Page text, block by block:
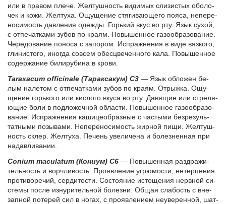
или в пра­вом пле­че. Жел­туш­ность ви­ди­мых сли­зи­стых обо­ло­
чек и ко­жи. Жел­ту­ха. Ощу­ще­ние стя­ги­ва­ю­ще­го по­я­са, не­пе­ре­
но­си­мость дав­ле­ния оде­жды. Горь­кий вкус во рту. Язык су­хой,
с от­пе­чат­ка­ми зу­бов по кра­ям. По­вы­шен­ное га­зо­об­ра­зо­ва­ние.
Че­ре­до­ва­ние по­но­са с за­по­ром. Ис­праж­не­ния в ви­де вяз­ко­го,
гли­ни­сто­го, ино­гда со­всем обес­цве­чен­но­го ка­ла. По­вы­шен­ное
со­дер­жа­ние би­ли­ру­би­на в кро­ви.
Taraxacum officinale (Та­рак­са­кум) С3 — Язык об­ло­жен бе­
лым на­ле­том с от­пе­чат­ка­ми зу­бов по кра­ям. Отрыж­ка. Ощу­
ще­ние горь­ко­го или кис­ло­го вку­са во рту. Да­вя­щие или стре­ля­
ю­щие бо­ли в под­ло­жеч­ной об­ла­сти. По­вы­шен­ное га­зо­об­ра­зо­
ва­ние. Ис­праж­не­ния ка­ши­це­об­раз­ные с ча­сты­ми без­ре­зуль­
тат­ны­ми по­зы­ва­ми. Не­пе­ре­но­си­мость жир­ной пи­щи. Жел­туш­
ность склер. Жел­ту­ха. Пе­чень уве­ли­че­на и бо­лез­нен­ная при
на­дав­ли­ва­нии.
Conium maculatum (Ко­ни­ум) С6 — По­вы­шен­ная раз­дра­жи­
тель­ность и вор­чли­вость. Про­яв­ле­ние угрю­мо­сти, не­тер­пе­ния
про­ти­во­ре­чий, сер­ди­то­сти. Со­сто­я­ние ис­то­ще­ния нерв­ной си­
сте­мы по­сле из­ну­ри­тель­ной бо­лез­ни. Об­щая сла­бость с вне­
зап­ной по­те­рей сил в но­гах, с про­яв­ле­ни­ем не­уве­рен­ной, шат­